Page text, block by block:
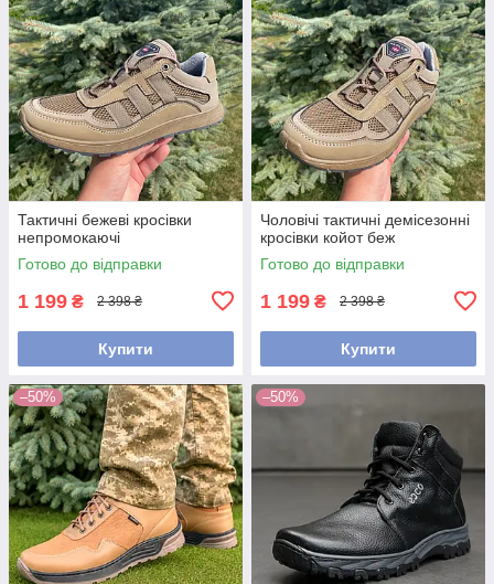
Тактичні бежеві кросівки
непромокаючі
Готово до відправки
1 199 ₴ 2 398 ₴
Купити
Чоловічі тактичні демісезонні
кросівки койот беж
Готово до відправки
1 199 ₴ 2 398 ₴
Купити
–50% –50%